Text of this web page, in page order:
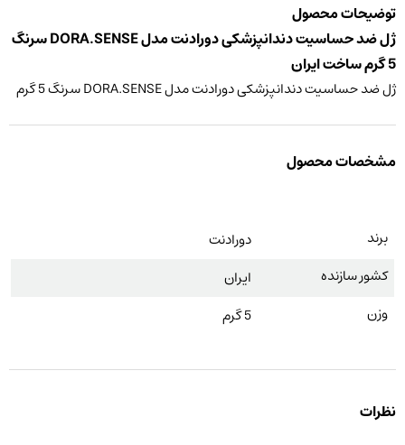
توضیحات محصول
ژل ضد حساسیت دندانپزشکی دورادنت مدل DORA.SENSE سرنگ
5 گرم ساخت ایران
ژل ضد حساسیت دندانپزشکی دورادنت مدل DORA.SENSE سرنگ 5 گرم
مشخصات محصول
برند
دورادنت
کشور سازنده
ایران
وزن
5 گرم
نظرات